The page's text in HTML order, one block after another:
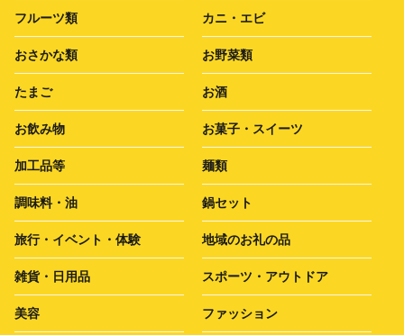
フルーツ類 カニ・エビ
おさかな類 お野菜類
たまご お酒
お飲み物 お菓子・スイーツ
加工品等 麺類
調味料・油 鍋セット
旅行・イベント・体験 地域のお礼の品
雑貨・日用品 スポーツ・アウトドア
美容 ファッション